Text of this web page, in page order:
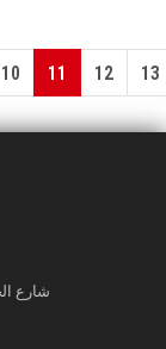
10 11 12 13
شارع